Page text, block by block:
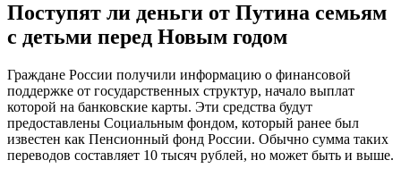
Поступят ли деньги от Путина семьям
с детьми перед Новым годом
Граждане России получили информацию о финансовой
поддержке от государственных структур, начало выплат
которой на банковские карты. Эти средства будут
предоставлены Социальным фондом, который ранее был
известен как Пенсионный фонд России. Обычно сумма таких
переводов составляет 10 тысяч рублей, но может быть и выше.